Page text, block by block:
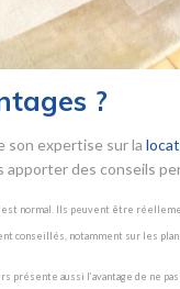
?
expertise sur la
des conseils
normal. Ils peuvent être
conseillés, notamment sur les
présente aussi l’avantage de ne